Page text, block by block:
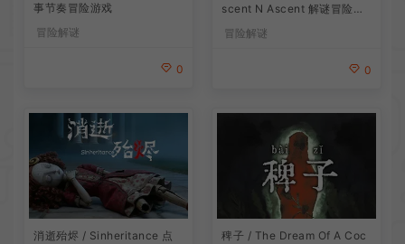
事节奏冒险游戏
冒险解谜
0
scent N Ascent 解谜冒险游
冒险解谜
0
消逝殆烬 / Sinheritance 点
稗子 / The Dream Of A Coc